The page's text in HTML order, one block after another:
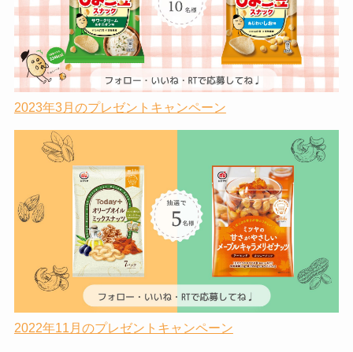
2023年3月のプレゼントキャンペーン
2022年11月のプレゼントキャンペーン